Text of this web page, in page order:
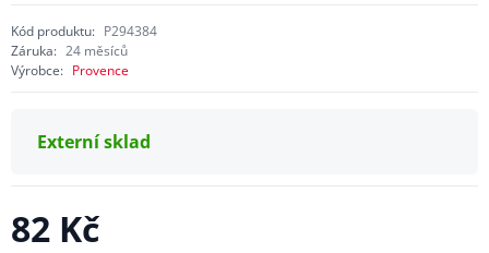
Kód produktu: P294384
Záruka: 24 měsíců
Výrobce: Provence
Externí sklad
82 Kč